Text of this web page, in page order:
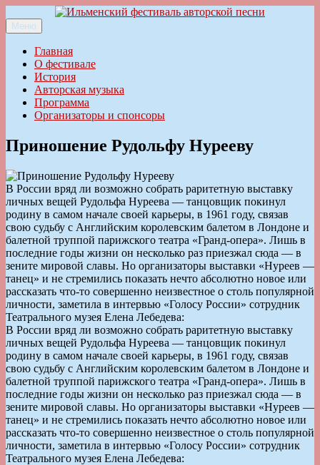
к
содержимому
Ильменский фестиваль авторской песни
Меню
Главная
О фестивале
История
Авторская музыка
Программа
Организаторы и спонсоры
Приношение Рудольфу Нурееву
В России вряд ли возможно собрать раритетную выставку
личных вещей Рудольфа Нуреева — танцовщик покинул
родину в самом начале своей карьеры, в 1961 году, связав
свою судьбу с Английским королевским балетом в Лондоне и
балетной труппой парижского театра «Гранд-опера». Лишь в
последние годы жизни он несколько раз приезжал сюда — в
зените мировой славы. Но организаторы выставки «Нуреев —
танец» и не стремились показать нечто абсолютно новое или
рассказать что-то совершенно неизвестное о столь популярной
личности, заметила в интервью «Голосу России» сотрудник
Театрального музея Елена Лебедева:
В России вряд ли возможно собрать раритетную выставку
личных вещей Рудольфа Нуреева — танцовщик покинул
родину в самом начале своей карьеры, в 1961 году, связав
свою судьбу с Английским королевским балетом в Лондоне и
балетной труппой парижского театра «Гранд-опера». Лишь в
последние годы жизни он несколько раз приезжал сюда — в
зените мировой славы. Но организаторы выставки «Нуреев —
танец» и не стремились показать нечто абсолютно новое или
рассказать что-то совершенно неизвестное о столь популярной
личности, заметила в интервью «Голосу России» сотрудник
Театрального музея Елена Лебедева: